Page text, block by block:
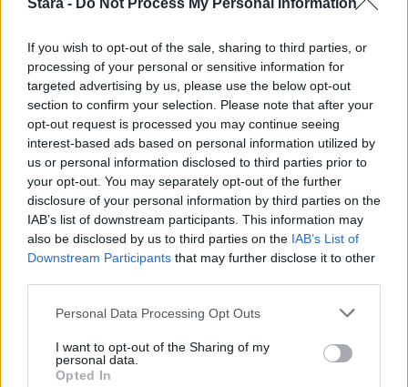
Stara - Do Not Process My Personal Information
If you wish to opt-out of the sale, sharing to third parties, or
processing of your personal or sensitive information for
targeted advertising by us, please use the below opt-out
section to confirm your selection. Please note that after your
opt-out request is processed you may continue seeing
interest-based ads based on personal information utilized by
us or personal information disclosed to third parties prior to
your opt-out. You may separately opt-out of the further
disclosure of your personal information by third parties on the
IAB’s list of downstream participants. This information may
also be disclosed by us to third parties on the IAB’s List of
Downstream Participants that may further disclose it to other
Personal Data Processing Opt Outs
I want to opt-out of the Sharing of my
personal data.
Opted In
1
UUTISET
Leskeneläke ei kuulu kaikille –
Kela muistuttaa tärkeästä
ikärajasta